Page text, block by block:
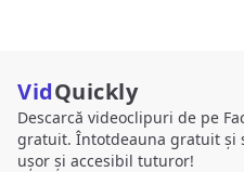
VidQuickly
Descarcă videoclipuri de pe
gratuit. Întotdeauna gratuit și
ușor și accesibil tuturor!